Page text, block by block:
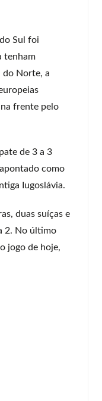
Sul foi
tenham
do Norte, a
frente pelo
de 3 a 3
como
Iugoslávia.
duas suíças e
2. No último
jogo de hoje,